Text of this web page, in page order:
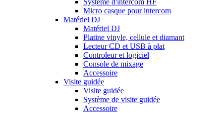
Système d'intercom HF
Micro casque pour intercom
Matériel DJ
Matériel DJ
Platine vinyle, cellule et diamant
Lecteur CD et USB à plat
Controleur et logiciel
Console de mixage
Accessoire
Visite guidée
Visite guidée
Système de visite guidée
Accessoire